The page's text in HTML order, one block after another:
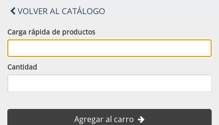
VOLVER AL CATÁLOGO
Carga rápida de productos
Cantidad
Agregar al carro